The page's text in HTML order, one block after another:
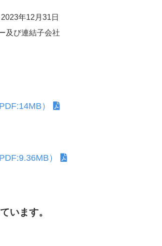
年12月31日
及び連結子会社
）
）
います。